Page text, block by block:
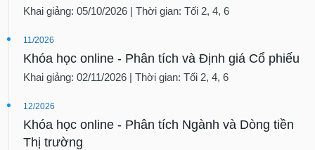
Khai giảng: 05/10/2026 | Thời gian: Tối 2, 4, 6
11/2026
Khóa học online - Phân tích và Định giá Cổ phiếu
Khai giảng: 02/11/2026 | Thời gian: Tối 2, 4, 6
12/2026
Khóa học online - Phân tích Ngành và Dòng tiền
Thị trường